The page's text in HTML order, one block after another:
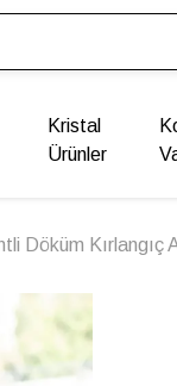
Kristal
Ürünler
Döküm Kırlangıç